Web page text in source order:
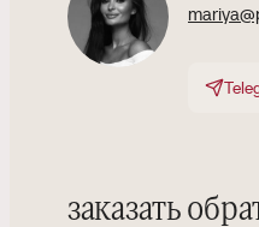
заказать